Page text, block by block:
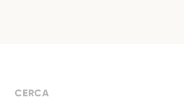
CERCA